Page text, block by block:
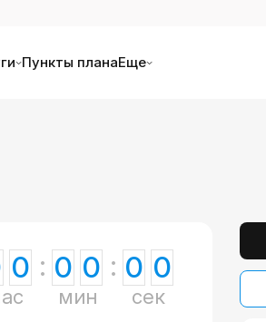
Пункты планаЕще
0 0 0
мин
0 0
сек